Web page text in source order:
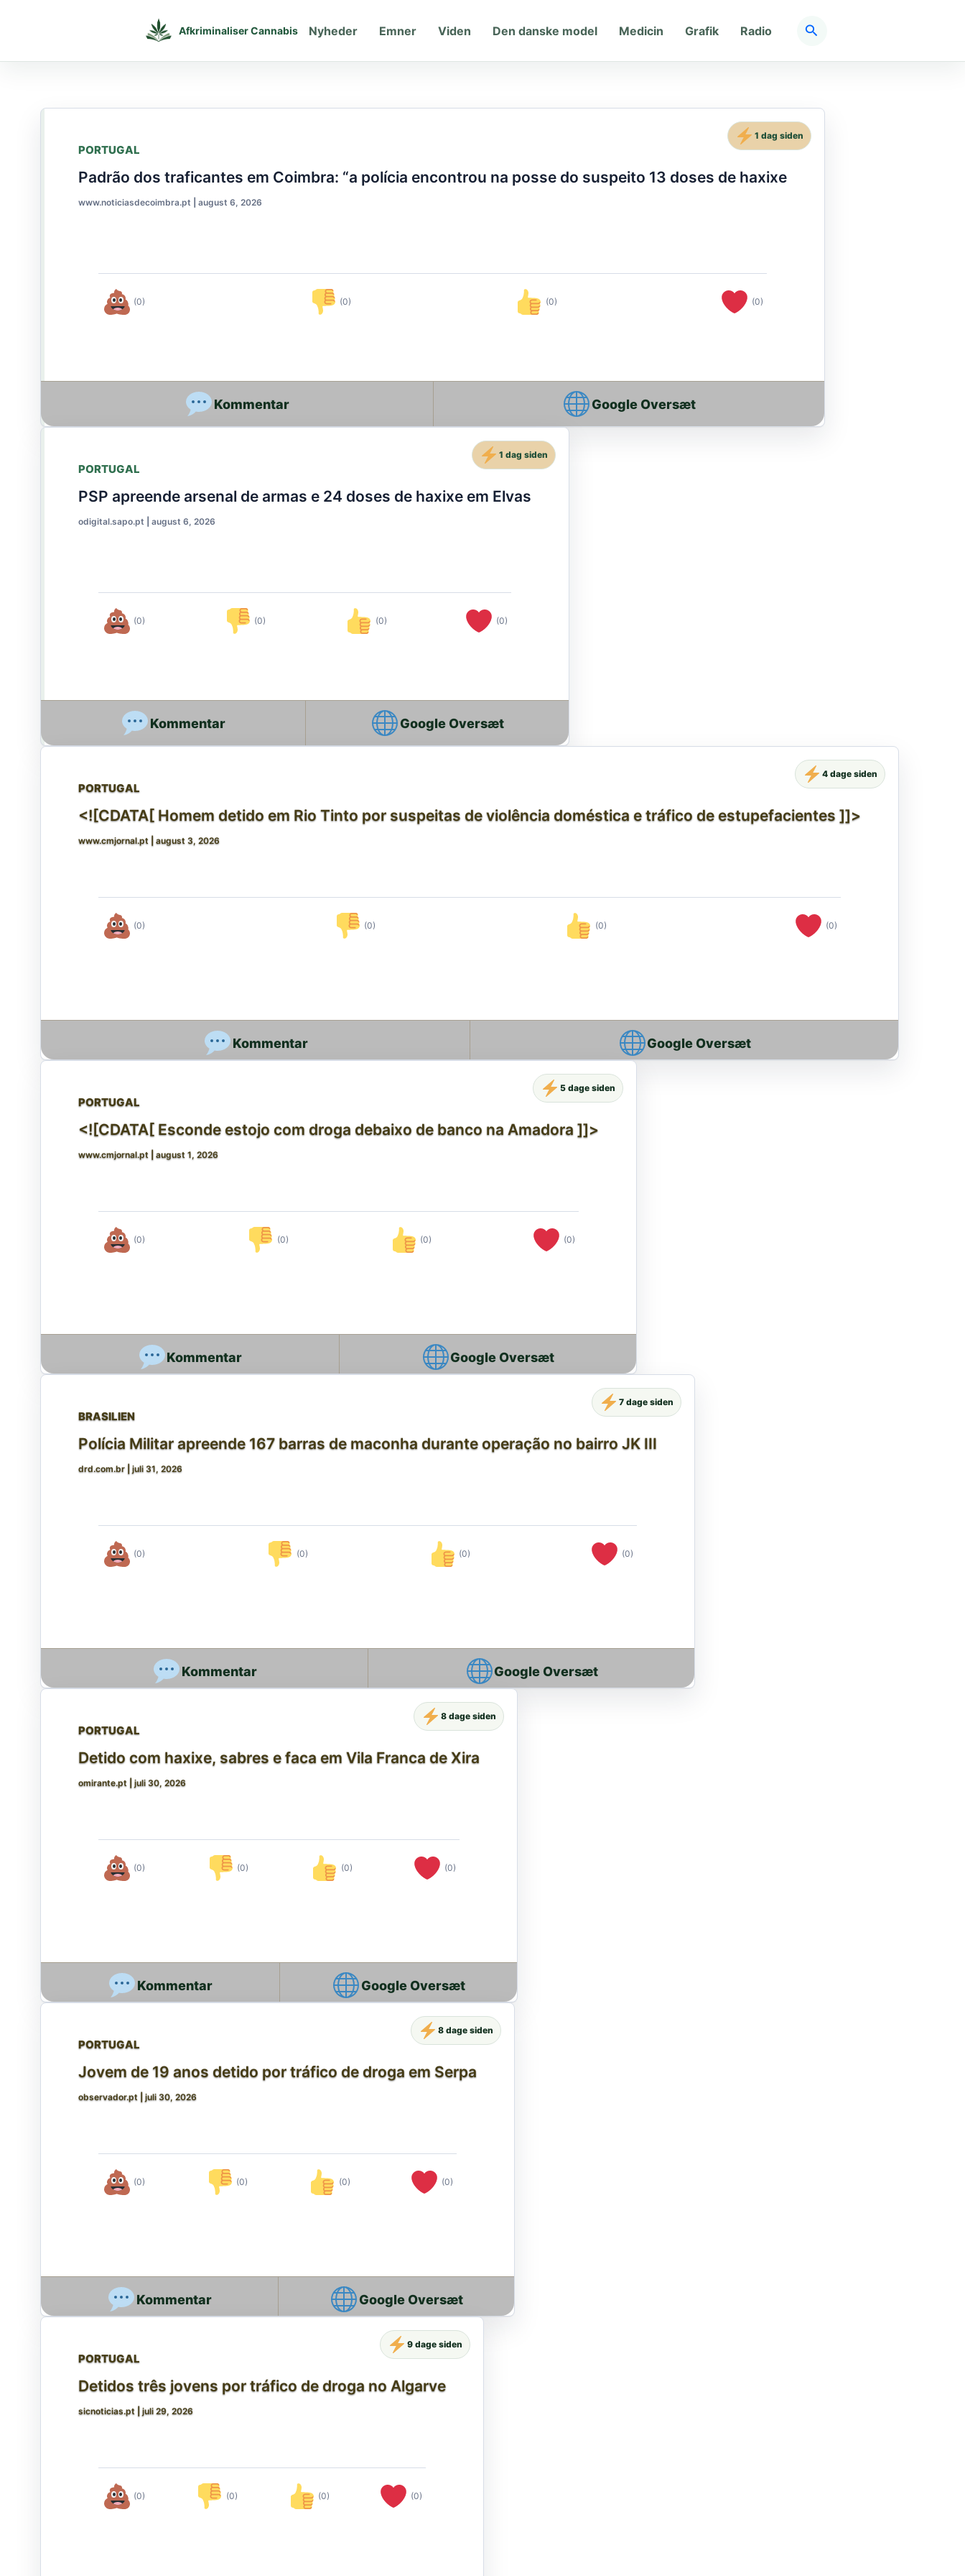
Afkriminaliser Cannabis Nyheder Emner Viden Den danske model Medicin Grafik Radio Søg
PORTUGAL
Padrão dos traficantes em Coimbra: “a polícia encontrou na posse do suspeito 13 doses de haxixe
www.noticiasdecoimbra.pt august 6, 2026
(0) (0) (0) (0)
1 dag siden
Google Oversæt
PORTUGAL
PSP apreende arsenal de armas e 24 doses de haxixe em Elvas
odigital.sapo.pt august 6, 2026
(0) (0) (0) (0)
1 dag siden
Google Oversæt
PORTUGAL
<![CDATA[ Homem detido em Rio Tinto por suspeitas de violência doméstica e tráfico de estupefacientes ]]>
www.cmjornal.pt august 3, 2026
(0) (0) (0) (0)
4 dage siden
Google Oversæt
PORTUGAL
<![CDATA[ Esconde estojo com droga debaixo de banco na Amadora ]]>
www.cmjornal.pt august 1, 2026
(0) (0) (0) (0)
5 dage siden
Google Oversæt
BRASILIEN
Polícia Militar apreende 167 barras de maconha durante operação no bairro JK III
drd.com.br juli 31, 2026
(0) (0) (0) (0)
7 dage siden
Google Oversæt
PORTUGAL
Detido com haxixe, sabres e faca em Vila Franca de Xira
omirante.pt juli 30, 2026
(0) (0) (0) (0)
8 dage siden
Google Oversæt
PORTUGAL
Jovem de 19 anos detido por tráfico de droga em Serpa
observador.pt juli 30, 2026
(0) (0) (0) (0)
8 dage siden
Google Oversæt
PORTUGAL
Detidos três jovens por tráfico de droga no Algarve
sicnoticias.pt juli 29, 2026
(0) (0) (0) (0)
9 dage siden